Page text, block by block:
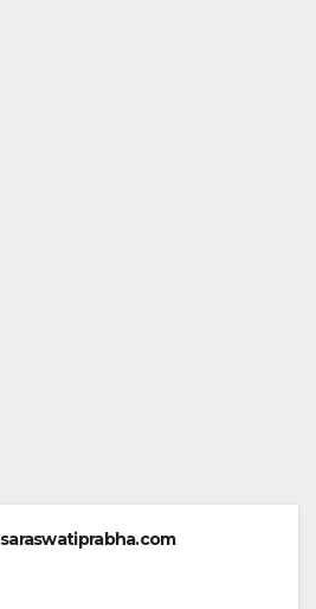
saraswatiprabha.com